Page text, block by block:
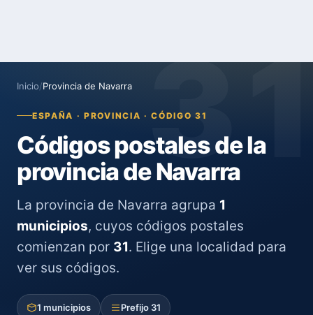
Inicio/Provincia de Navarra
ESPAÑA · PROVINCIA · CÓDIGO 31
Códigos postales de la
provincia de Navarra
La provincia de Navarra agrupa 1
municipios, cuyos códigos postales
comienzan por 31. Elige una localidad para
ver sus códigos.
1 municipios Prefijo 31